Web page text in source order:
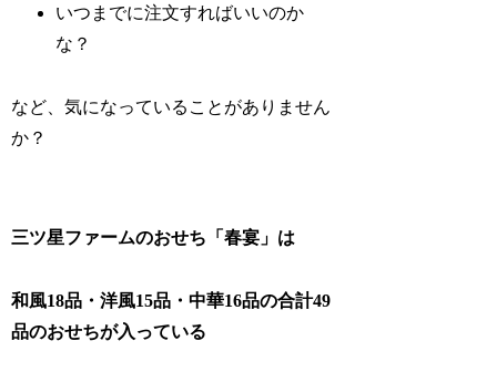
いつまでに注文すればいいのか
な？
など、気になっていることがありません
か？
三ツ星ファームのおせち「春宴」は
和風18品・洋風15品・中華16品の合計49
品のおせちが入っている